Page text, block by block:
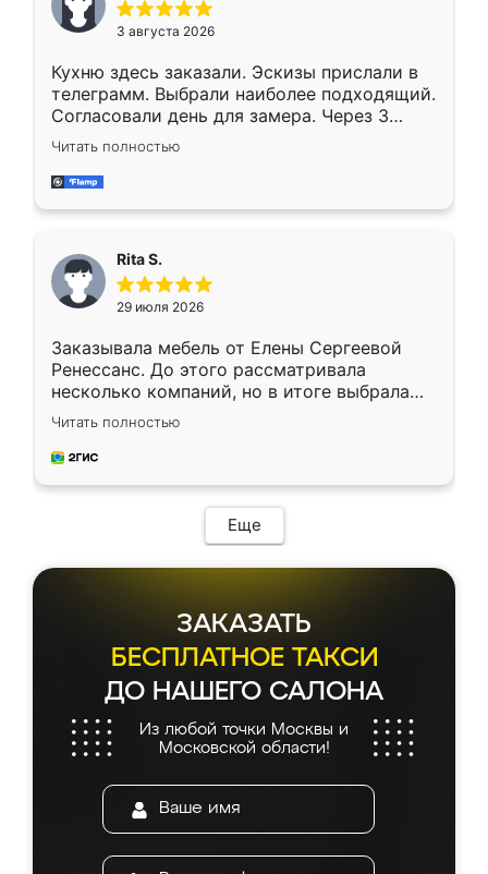
3 августа 2026
Кухню здесь заказали. Эскизы прислали в
телеграмм. Выбрали наиболее подходящий.
Согласовали день для замера. Через 3
недели кухня была уже готова. Остались
довольны работой. Спасибо Ренессанс
мебель за качественную работу!
Читать полностью
Rita S.
29 июля 2026
Заказывала мебель от Елены Сергеевой
Ренессанс. До этого рассматривала
несколько компаний, но в итоге выбрала
эту. Сначала обговорили условия, потом
приехал замерщик, всё спокойно объяснил
и снял размеры. Изготовили в срок, с
мебель сразу встала на свое место без
каких-либо доработок. Качеством осталась
довольна, все выглядит так, как и ожидала.
Читать полностью
Еще
ЗАКАЗАТЬ
БЕСПЛАТНОЕ ТАКСИ
ДО НАШЕГО САЛОНА
Из любой точки Москвы и
Московской области!